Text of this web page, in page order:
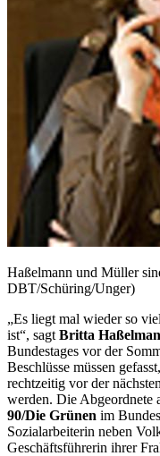
Haßelmann und Müller
DBT/Schüring/Unger)
„Es liegt mal wieder so
ist“, sagt Britta
Bundestages vor der
Beschlüsse müssen
rechtzeitig vor der
werden. Die Abgeordnete
90/Die Grünen im
Sozialarbeiterin neben
Geschäftsführerin ihrer